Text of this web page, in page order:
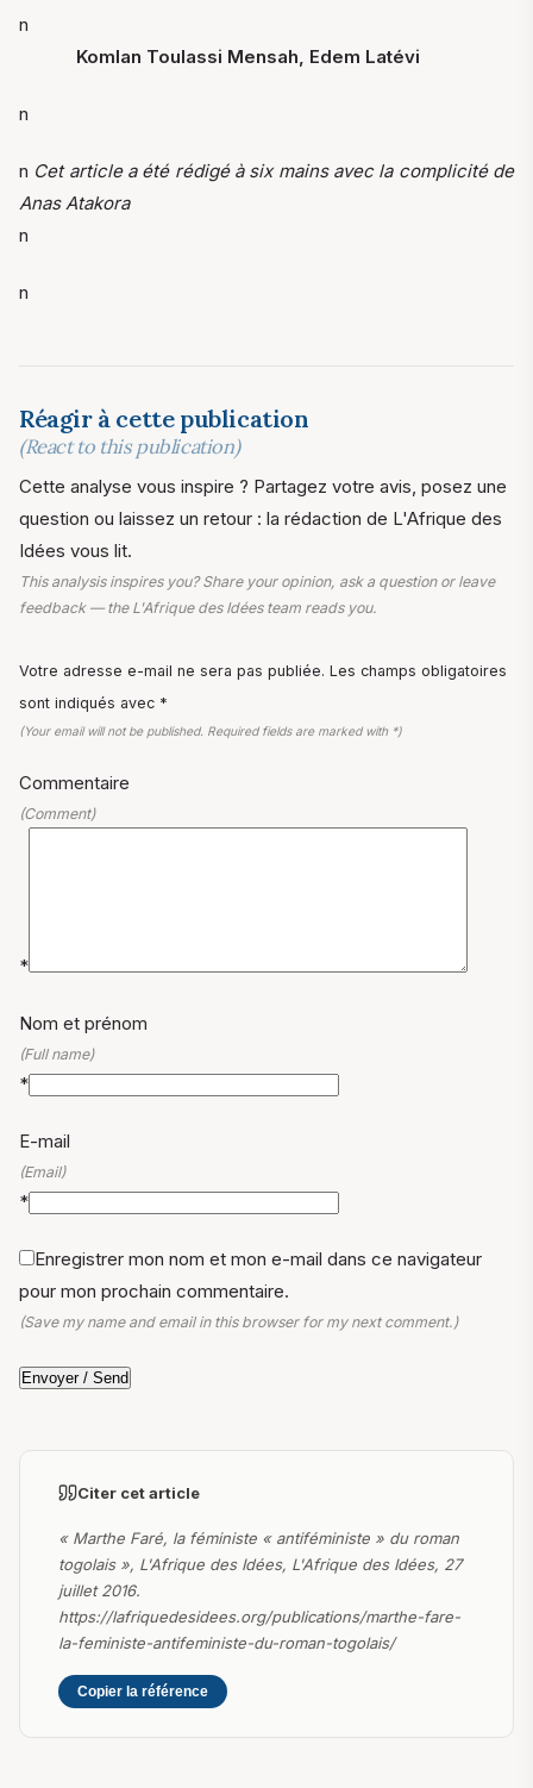
n
Komlan Toulassi Mensah, Edem Latévi
n
n Cet article a été rédigé à six mains avec la complicité de
Anas Atakora
n
n
Réagir à cette publication
(React to this publication)
Cette analyse vous inspire ? Partagez votre avis, posez une
question ou laissez un retour : la rédaction de L'Afrique des
Idées vous lit.
This analysis inspires you? Share your opinion, ask a question or leave
feedback — the L'Afrique des Idées team reads you.
Votre adresse e-mail ne sera pas publiée. Les champs obligatoires
sont indiqués avec *
(Your email will not be published. Required fields are marked with *)
Commentaire
(Comment)
*
Nom et prénom
(Full name)
*
E-mail
(Email)
*
Enregistrer mon nom et mon e-mail dans ce navigateur
pour mon prochain commentaire.
(Save my name and email in this browser for my next comment.)
Citer cet article
« Marthe Faré, la féministe « antiféministe » du roman
togolais », L'Afrique des Idées, L'Afrique des Idées, 27
juillet 2016.
https://lafriquedesidees.org/publications/marthe-fare-
la-feministe-antifeministe-du-roman-togolais/
Copier la référence